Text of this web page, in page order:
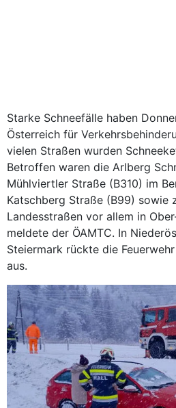
Starke Schneefälle haben
Österreich für
vielen Straßen wurden
Betroffen waren die Arlberg
Mühlviertler Straße (B310) im
Katschberg Straße (B99) sowie
Landesstraßen vor allem in
meldete der ÖAMTC. In
Steiermark rückte die
aus.